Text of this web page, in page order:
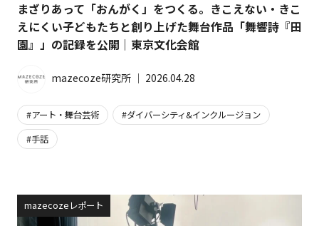
まざりあって「おんがく」をつくる。きこえない・きこ
えにくい子どもたちと創り上げた舞台作品「舞響詩『田
園』」の記録を公開｜東京文化会館
mazecoze研究所 │ 2026.04.28
アート・舞台芸術
ダイバーシティ&インクルージョン
手話
mazecozeレポート